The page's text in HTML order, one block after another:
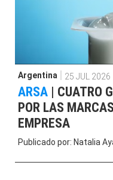
Argentina 25 JUL 2026
ARSA | CUATRO
POR LAS
EMPRESA
Publicado por: Natalia